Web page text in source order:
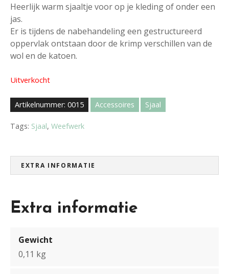
Heerlijk warm sjaaltje voor op je kleding of onder een
jas.
Er is tijdens de nabehandeling een gestructureerd
oppervlak ontstaan door de krimp verschillen van de
wol en de katoen.
Uitverkocht
Artikelnummer: 0015 Accessoires Sjaal
Tags: Sjaal, Weefwerk
EXTRA INFORMATIE
Extra informatie
Gewicht
0,11 kg